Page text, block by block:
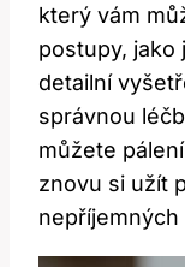
který vám
postupy, jako
detailní
správnou
můžete
znovu si užít
nepříjemných